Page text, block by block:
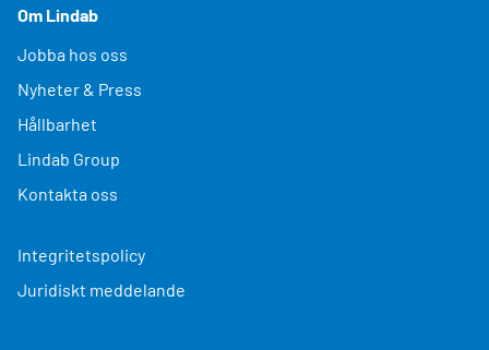
Om Lindab
Jobba hos oss
Nyheter & Press
Hållbarhet
Lindab Group
Kontakta oss
Integritetspolicy
Juridiskt meddelande